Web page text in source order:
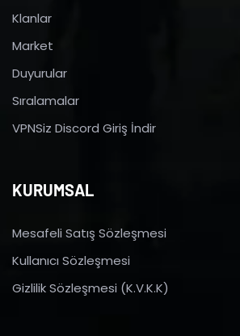
Klanlar
Market
Duyurular
Sıralamalar
VPNSiz Discord Giriş İndir
KURUMSAL
Mesafeli Satış Sözleşmesi
Kullanıcı Sözleşmesi
Gizlilik Sözleşmesi (K.V.K.K)